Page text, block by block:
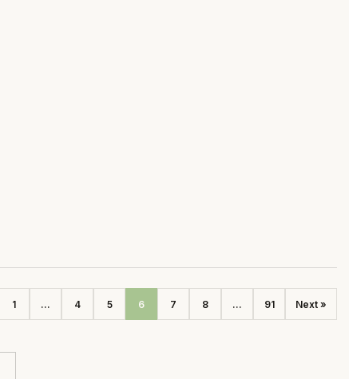
1 ... 4 5 6 7 8 ... 91 Next »